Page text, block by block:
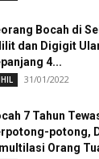
Bocah di
dan Digigit
4...
31/01/2022
7 Tahun
potong,
Orang